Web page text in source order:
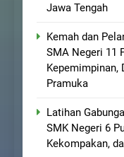
Jawa Tengah
Kemah dan
SMA Negeri 11
Kepemimpinan,
Pramuka
Latihan
SMK Negeri 6
Kekompakan,